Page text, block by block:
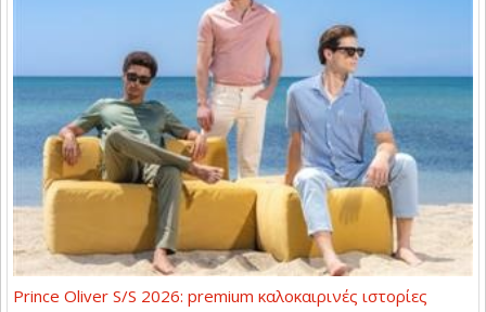
Prince Oliver S/S 2026: premium καλοκαιρινές ιστορίες